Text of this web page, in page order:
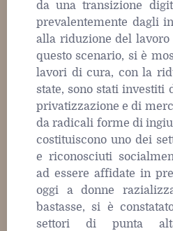
da una transizione
prevalentemente dagli
alla riduzione del lavoro
questo scenario, si è
lavori di cura, con la
state, sono stati investiti
privatizzazione e di
da radicali forme di
costituiscono uno dei
e riconosciuti
ad essere affidate in
oggi a donne
bastasse, si è
settori di punta